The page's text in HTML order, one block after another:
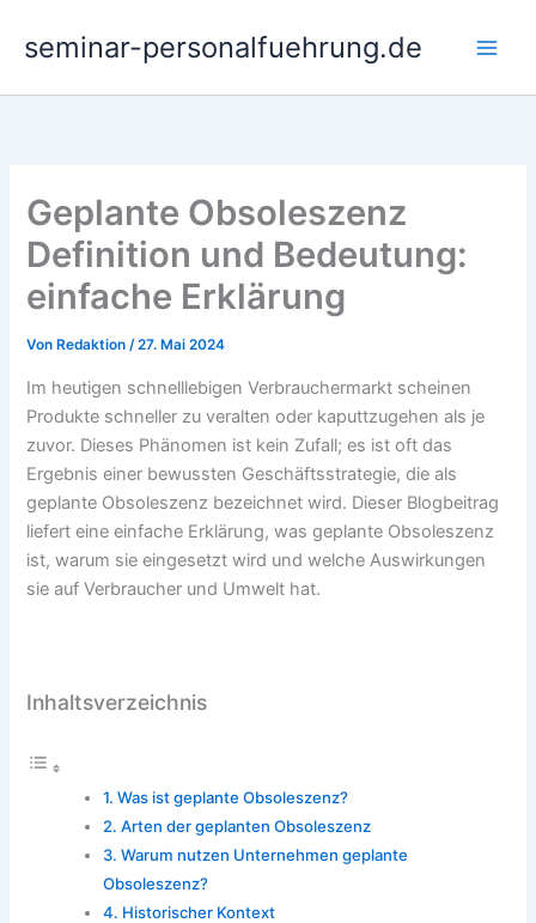
Inhaltseminar-personalfuehrung.de
Geplante Obsoleszenz
Definition und Bedeutung:
einfache Erklärung
Von Redaktion/27. Mai 2024
Im heutigen schnelllebigen Verbrauchermarkt scheinen
Produkte schneller zu veralten oder kaputtzugehen als je
zuvor. Dieses Phänomen ist kein Zufall; es ist oft das
Ergebnis einer bewussten Geschäftsstrategie, die als
geplante Obsoleszenz bezeichnet wird. Dieser Blogbeitrag
liefert eine einfache Erklärung, was geplante Obsoleszenz
ist, warum sie eingesetzt wird und welche Auswirkungen
sie auf Verbraucher und Umwelt hat.
Inhaltsverzeichnis
Was ist geplante Obsoleszenz?
Arten der geplanten Obsoleszenz
Warum nutzen Unternehmen geplante
Obsoleszenz?
Historischer Kontext